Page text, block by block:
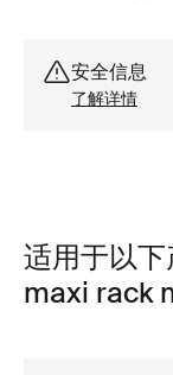
安全信息
了解详情
适用于以
maxi rack